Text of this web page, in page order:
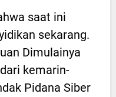
saat ini
sekarang.
Dimulainya
kemarin-
Pidana Siber